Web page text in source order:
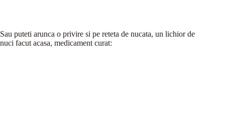
Sau puteti arunca o privire si pe reteta de nucata, un lichior de
nuci facut acasa, medicament curat: